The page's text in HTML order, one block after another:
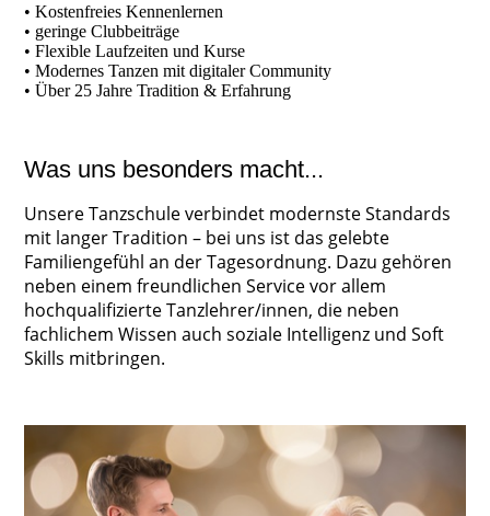
• Kostenfreies Kennenlernen
• geringe Clubbeiträge
• Flexible Laufzeiten und Kurse
• Modernes Tanzen mit digitaler Community
• Über 25 Jahre Tradition & Erfahrung
Was uns besonders macht...
Unsere Tanzschule verbindet modernste Standards
mit langer Tradition – bei uns ist das gelebte
Familiengefühl an der Tagesordnung. Dazu gehören
neben einem freundlichen Service vor allem
hochqualifizierte Tanzlehrer/innen, die neben
fachlichem Wissen auch soziale Intelligenz und Soft
Skills mitbringen.